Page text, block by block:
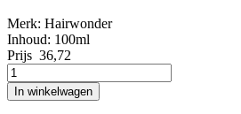
Merk: Hairwonder
Inhoud: 100ml
Prijs 36,72
In winkelwagen